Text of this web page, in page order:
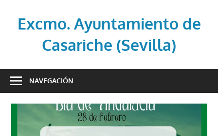
contenidoExcmo. Ayuntamiento de
Casariche (Sevilla)
oficial
Ayuntamiento
Casariche
NAVEGACIÓN